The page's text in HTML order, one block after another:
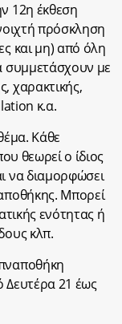
12η έκθεση
πρόσκληση
και μη) από όλη
συμμετάσχουν με
χαρακτικής,
κ.α.
Κάθε
θεωρεί ο ίδιος
να διαμορφώσει
Μπορεί
ενότητας ή
κλπ.
Δευτέρα 21 έως